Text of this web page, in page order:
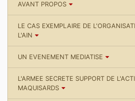
AVANT PROPOS
LE CAS EXEMPLAIRE DE
L'AIN
UN EVENEMENT MEDIATISE
L'ARMEE SECRETE SUPPORT DE
MAQUISARDS